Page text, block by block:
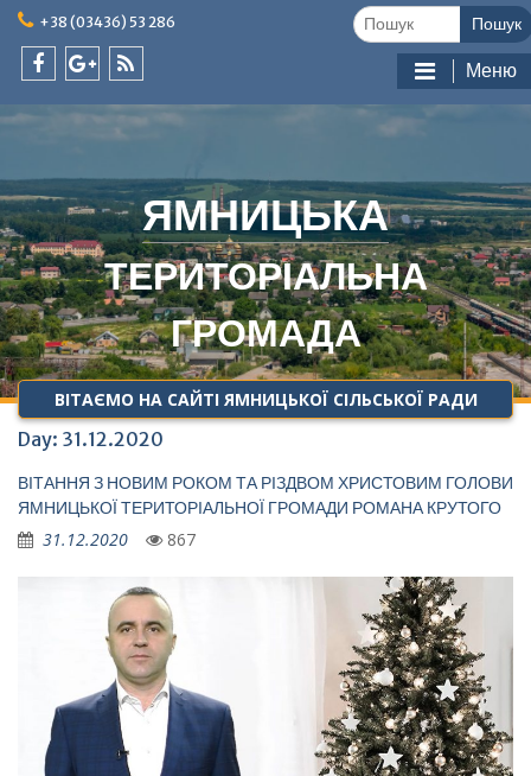
Skip
content
+38 (03436) 53 286
plus
ЯМНИЦЬКА
ТЕРИТОРІАЛЬНА
ГРОМАДА
Меню
ВІТАЄМО НА САЙТІ ЯМНИЦЬКОЇ СІЛЬСЬКОЇ РАДИ
Day: 31.12.2020
ВІТАННЯ З НОВИМ РОКОМ ТА РІЗДВОМ ХРИСТОВИМ ГОЛОВИ
ЯМНИЦЬКОЇ ТЕРИТОРІАЛЬНОЇ ГРОМАДИ РОМАНА КРУТОГО
31.12.2020 867
Шукати: